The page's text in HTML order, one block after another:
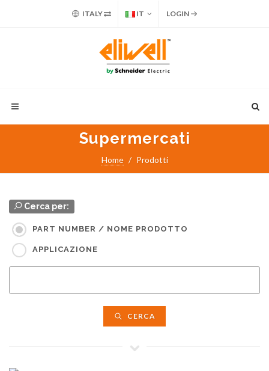
ITALY IT LOGIN
Supermercati
Home Prodotti
Cerca per:
PART NUMBER / NOME PRODOTTO
APPLICAZIONE
CERCA